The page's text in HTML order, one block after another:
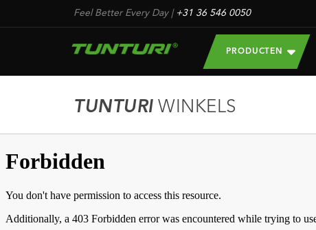
Feel Better Every Day| +31 36 546 0050
PRODUCTEN
TUNTURIWINKELS